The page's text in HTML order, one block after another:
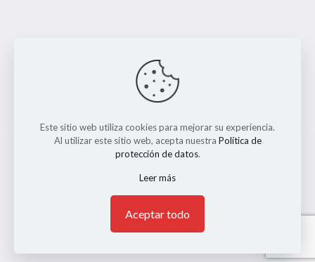
© 2026 ERMO MOTO REPUESTOS. Todos los Derechos
Reservados. || Implementado porAndrés Escobar
Este sitio web utiliza cookies para mejorar su experiencia.
Al utilizar este sitio web, acepta nuestra Política de
protección de datos.
Leer más
Aceptar todo